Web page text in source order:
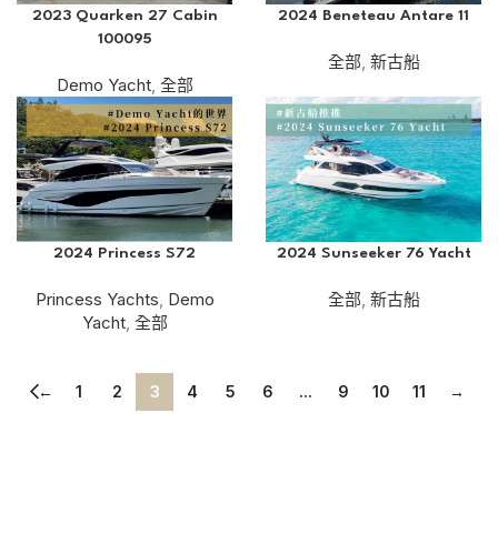
2023 Quarken 27 Cabin
100095
Demo Yacht, 全部
2024 Beneteau Antare 11
全部, 新古船
2024 Princess S72
Princess Yachts Demo
Yacht, 全部
2024 Sunseeker 76 Yacht
全部 新古船
← 1 2 3 4 5 6 ... 9 10 11 →